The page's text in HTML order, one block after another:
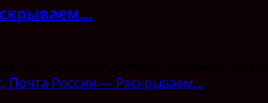
Почта России — Раскрываем…